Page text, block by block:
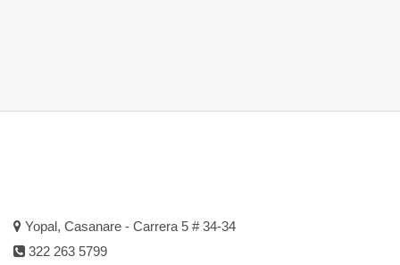
Yopal, Casanare - Carrera 5 # 34-34
322 263 5799